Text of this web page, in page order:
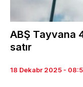
ABŞ Tayvana
satır
18 Dekabr 2025 -